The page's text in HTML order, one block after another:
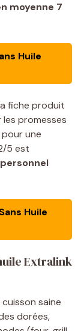
moyenne 7
Huile
fiche produit
promesses
une
5 est
Huile
Extralink
saine
dorées,